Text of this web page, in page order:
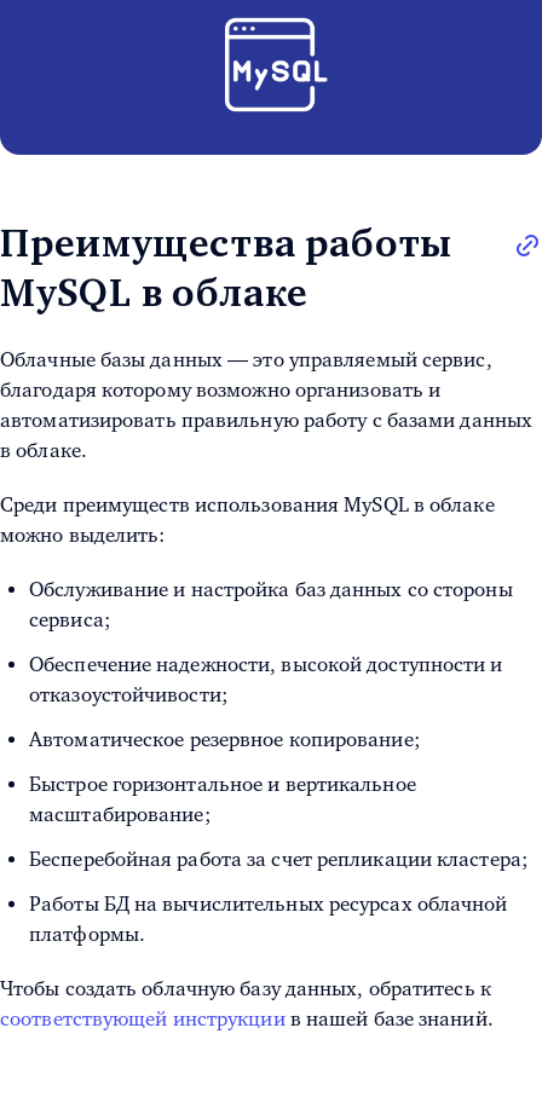
Преимущества работы
MySQL в облаке
Облачные базы данных — это управляемый сервис,
благодаря которому возможно организовать и
автоматизировать правильную работу с базами данных
в облаке.
Среди преимуществ использования MySQL в облаке
можно выделить:
Обслуживание и настройка баз данных со стороны
сервиса;
Обеспечение надежности, высокой доступности и
отказоустойчивости;
Автоматическое резервное копирование;
Быстрое горизонтальное и вертикальное
масштабирование;
Бесперебойная работа за счет репликации кластера;
Работы БД на вычислительных ресурсах облачной
платформы.
Чтобы создать облачную базу данных, обратитесь к
соответствующей инструкциив нашей базе знаний.